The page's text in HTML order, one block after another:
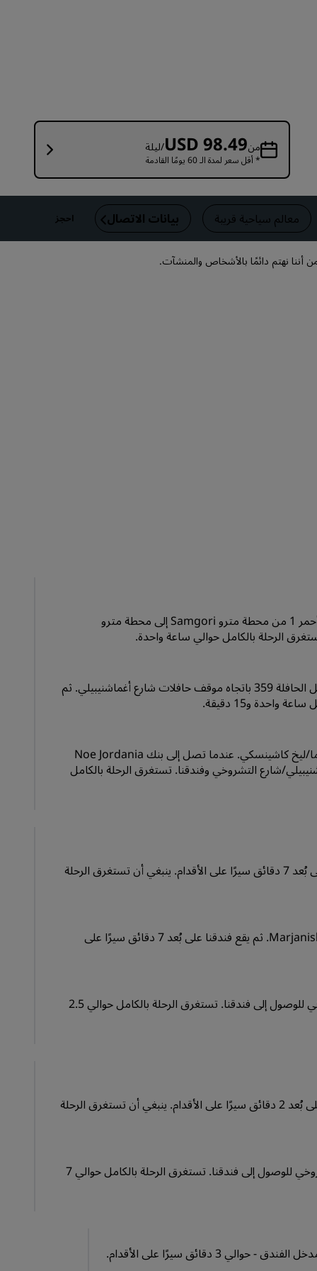
تفضل بزيارة مدونتنا
Radisson Rewards
استكشف برنامج Radisson Rewards
المزايا
كيفية استخدام النقاط
كيفية ربح النقاط
منUSD 98.49/ليلة
* أقل سعر لمدة الـ 60 يومًا القادمة
معالم سياحية قريبة بيانات الاتصال احجز
أننا نهتم دائمًا بالأشخاص والمنشآت.
من المطار، استقل الحافلة 337 باتجاه محطة مترو Samgori. استقل الخط الأحمر 1 من محطة مترو Samgori إلى محطة مترو
من المطار، استقل الحافلة 337 باتجاه محطة حافلات أكاديمية العلوم. ثم استقل الحافلة 359 باتجاه موقف حافلات ‏‫شارع أغماشنيبيلي‬. ثم
اسلك شارع Europe Street وطريق كاخيتي السريع واستمر إلى شارع بوتشورما/ليخ كاشينسكي. عندما تصل إلى بنك Noe Jordania
Bank، تابع السير إلى شارع ديميتري أوزنادزه حتى تصل إلى ‏‫شارع دافيت أغماشنيبيلي‬/شارع التشروخي وفندقنا. تستغرق الرحلة بالكامل
استقل الحافلة 528 باتجاه موقف حافلات ‏‫شارع أغماشنيبيلي‬. ثم يقع فندقنا على بُعد 7 دقائق سيرًا على الأقدام. ينبغي أن تستغرق الرحلة
استقل الخط الأحمر 1 من محطة مترو Station Square إلى محطة مترو Marjanishvili. ثم يقع فندقنا على بُعد 7 دقائق سيرًا على
من محطة القطار، اتبع الاتجاهات نحو شارع دافيت أغماشنيبيلي/شارع التشروخي للوصول إلى فندقنا. تستغرق الرحلة بالكامل حوالي 2.5
استقل الحافلة 538 باتجاه Mt. Beach - تقاطع شارع أوزنادزه. ثم يقع فندقنا على بُعد 2 دقائق سيرًا على الأقدام. ينبغي أن تستغرق الرحلة
من محطة الحافلات، اتبع الاتجاهات نحو شارع دافيت أغماشنيبيلي/شارع التشروخي للوصول إلى فندقنا. تستغرق الرحلة بالكامل حوالي 7